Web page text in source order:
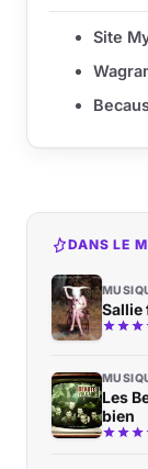
Site
DANS LE
Sallie
Les
bien